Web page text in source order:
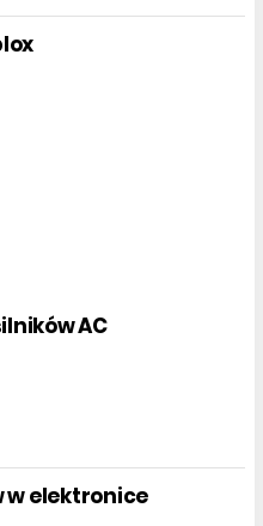
AC
w elektronice